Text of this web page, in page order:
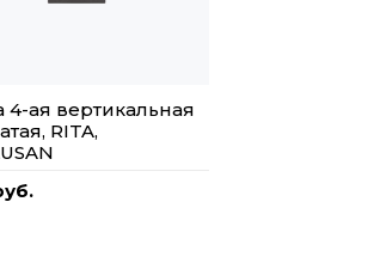
4-ая вертикальная
RITA,